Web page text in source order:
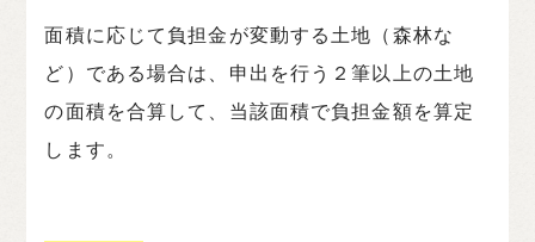
面積に応じて負担金が変動する土地（森林な
ど）である場合は、申出を行う２筆以上の土地
の面積を合算して、当該面積で負担金額を算定
します。